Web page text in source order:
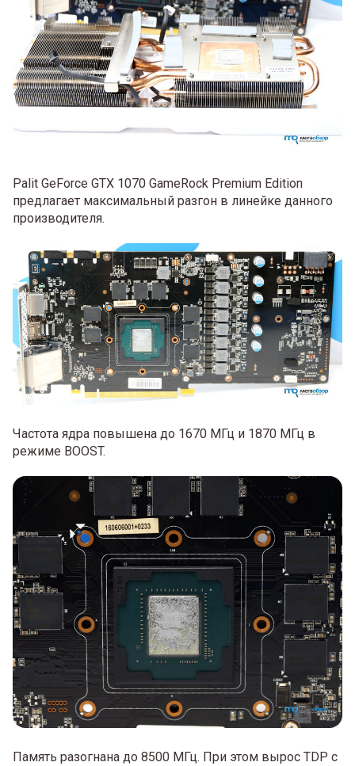
Palit GeForce GTX 1070 GameRock Premium Edition
предлагает максимальный разгон в линейке данного
производителя.
Частота ядра повышена до 1670 МГц и 1870 МГц в
режиме BOOST.
Память разогнана до 8500 МГц. При этом вырос TDP с